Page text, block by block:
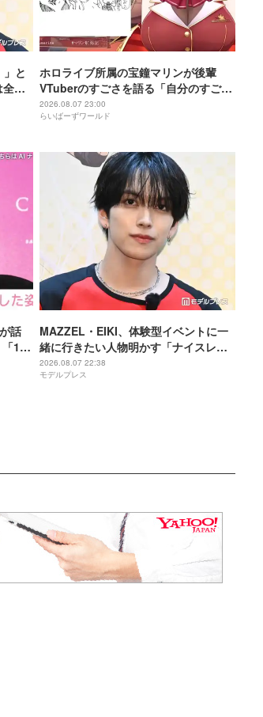
と
然
ホロライブ所属の宝鐘マリンが後輩
VTuberのすごさを語る「自分のすごさ
に気づいてない」
2026.08.07 23:00
らいばーずワールド
話
14
菜
MAZZEL・EIKI、体験型イベントに一
緒に行きたい人物明かす「ナイスレシ
ーブするまで終わらない」
2026.08.07 22:38
モデルプレス